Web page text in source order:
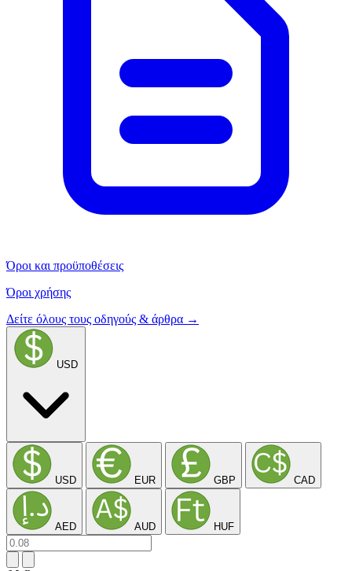
Όροι και προϋποθέσεις
Όροι χρήσης
Δείτε όλους τους οδηγούς & άρθρα →
USD
USD EUR GBP CAD
AED AUD HUF